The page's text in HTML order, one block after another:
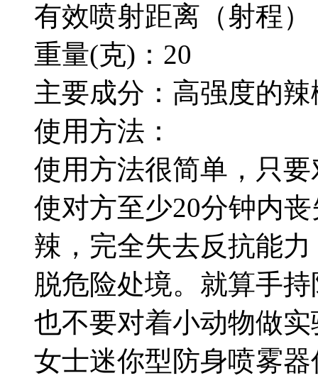
有效喷射距离（射程）
重量(克)：20
主要成分：高强度的
使用方法：
使用方法很简单，只
使对方至少20分钟内
辣，完全失去反抗能
脱危险处境。就算手
也不要对着小动物做
女士迷你型防身喷雾